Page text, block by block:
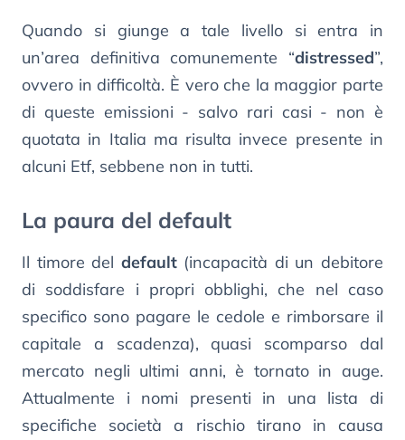
Quando si giunge a tale livello si entra in
un’area definitiva comunemente “distressed”,
ovvero in difficoltà. È vero che la maggior parte
di queste emissioni - salvo rari casi - non è
quotata in Italia ma risulta invece presente in
alcuni Etf, sebbene non in tutti.
La paura del default
Il timore del default(incapacità di un debitore
di soddisfare i propri obblighi, che nel caso
specifico sono pagare le cedole e rimborsare il
capitale a scadenza), quasi scomparso dal
mercato negli ultimi anni, è tornato in auge.
Attualmente i nomi presenti in una lista di
specifiche società a rischio tirano in causa